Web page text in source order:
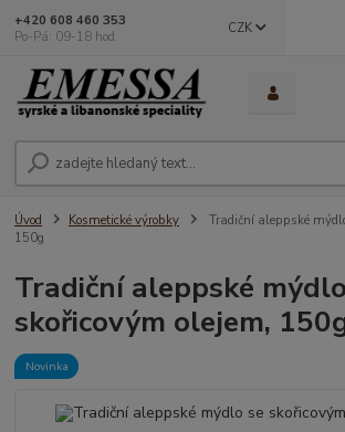
CZK
+420 608 460 353
Po-Pá: 09-18 hod.
Úvod Kosmetické výrobky
Tradiční aleppské
150g
Tradiční aleppské
skořicovým olejem,
Novinka